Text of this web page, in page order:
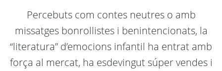
Percebuts com contes neutres o amb
missatges bonrollistes i benintencionats, la
“literatura” d’emocions infantil ha entrat amb
força al mercat, ha esdevingut súper vendes i